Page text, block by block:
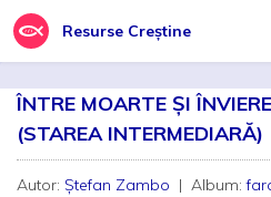
Resurse Creștine
ÎNTRE MOARTE ȘI ÎNVIERE
(STAREA INTERMEDIARĂ)
Autor: Ștefan Zambo | Album: